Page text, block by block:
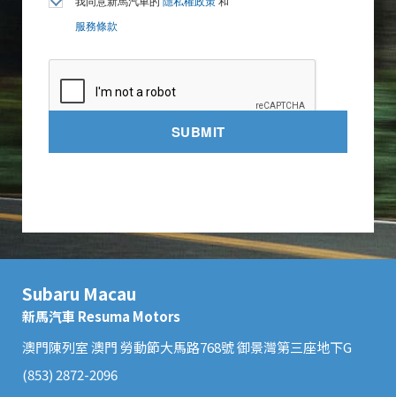
我同意新馬汽車的 隱私權政策 和
服務條款
SUBMIT
Subaru Macau
新馬汽車 Resuma Motors
澳門陳列室 澳門 勞動節大馬路768號 御景灣第三座地下G
(853) 2872-2096